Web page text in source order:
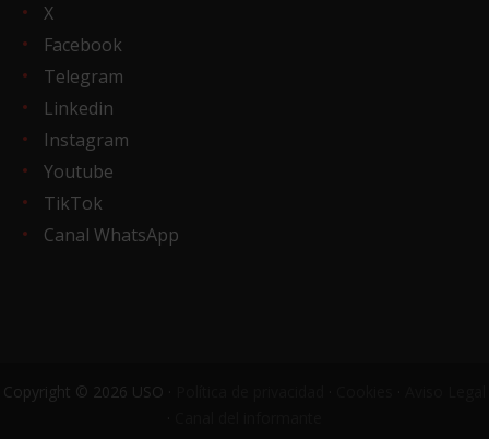
X
Facebook
Telegram
Linkedin
Instagram
Youtube
TikTok
Canal WhatsApp
Copyright © 2026 USO ·